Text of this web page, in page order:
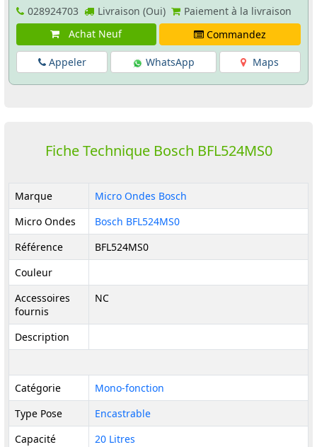
028924703
Livraison (Oui)
Paiement à la livraison
Achat Neuf
Commandez
Appeler WhatsApp Maps
Fiche Technique Bosch BFL524MS0
Marque
Micro Ondes Bosch
Micro Ondes
Bosch BFL524MS0
Référence
BFL524MS0
Couleur
Accessoires
fournis
NC
Description
Catégorie
Mono-fonction
Type Pose
Encastrable
Capacité
20 Litres